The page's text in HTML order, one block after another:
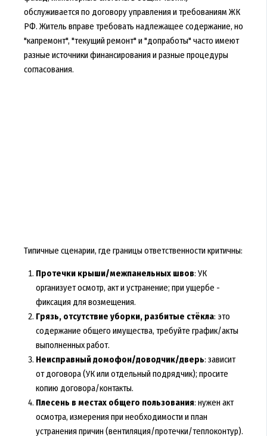
обслуживается по договору управления и требованиям ЖК
РФ. Житель вправе требовать надлежащее содержание, но
"капремонт", "текущий ремонт" и "допработы" часто имеют
разные источники финансирования и разные процедуры
согласования.
Типичные сценарии, где границы ответственности критичны:
Протечки крыши/межпанельных швов: УК
организует осмотр, акт и устранение; при ущербе -
фиксация для возмещения.
Грязь, отсутствие уборки, разбитые стёкла: это
содержание общего имущества, требуйте график/акты
выполненных работ.
Неисправный домофон/доводчик/дверь: зависит
от договора (УК или отдельный подрядчик); просите
копию договора/контакты.
Плесень в местах общего пользования: нужен акт
осмотра, измерения при необходимости и план
устранения причин (вентиляция/протечки/теплоконтур).